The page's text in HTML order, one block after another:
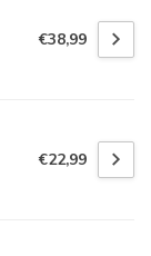
€38,99
€22,99